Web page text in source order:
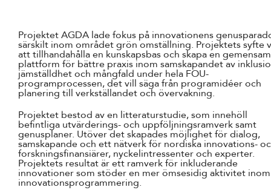
Projektet AGDA lade fokus på innovationens
särskilt inom området grön omställning. Projektets syfte
att tillhandahålla en kunskapsbas och skapa en gemensam
plattform för bättre praxis inom samskapandet av
jämställdhet och mångfald under hela FOU-
programprocessen, det vill säga från programidéer och
planering till verkställandet och övervakning.
Projektet bestod av en litteraturstudie, som innehöll
befintliga utvärderings- och uppföljningsramverk samt
genusplaner. Utöver det skapades möjlighet för dialog,
samskapande och ett nätverk för nordiska innovations-
forskningsfinansiärer, nyckelintressenter och experter.
Projektets resultat är ett ramverk för inkluderande
innovationer som stöder en mer ömsesidig aktivitet inom
innovationsprogrammering.